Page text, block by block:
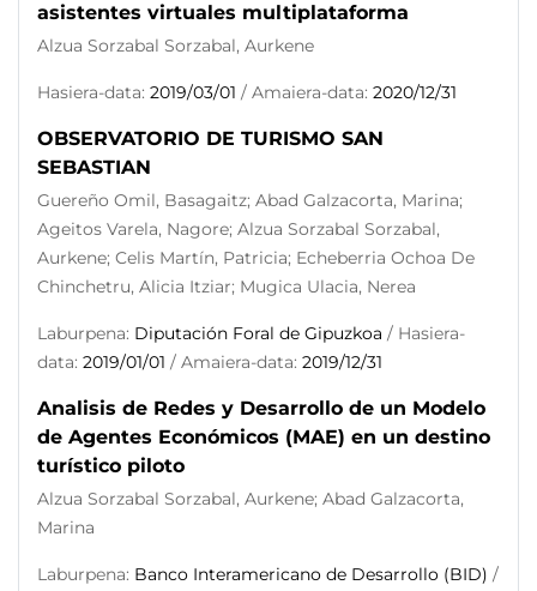
asistentes virtuales multiplataforma
Alzua Sorzabal Sorzabal, Aurkene
Hasiera-data: 2019/03/01 / Amaiera-data: 2020/12/31
OBSERVATORIO DE TURISMO SAN
SEBASTIAN
Guereño Omil, Basagaitz; Abad Galzacorta, Marina;
Ageitos Varela, Nagore; Alzua Sorzabal Sorzabal,
Aurkene; Celis Martín, Patricia; Echeberria Ochoa De
Chinchetru, Alicia Itziar; Mugica Ulacia, Nerea
Laburpena: Diputación Foral de Gipuzkoa / Hasiera-
data: 2019/01/01 / Amaiera-data: 2019/12/31
Analisis de Redes y Desarrollo de un Modelo
de Agentes Económicos (MAE) en un destino
turístico piloto
Alzua Sorzabal Sorzabal, Aurkene; Abad Galzacorta,
Marina
Laburpena: Banco Interamericano de Desarrollo (BID) /